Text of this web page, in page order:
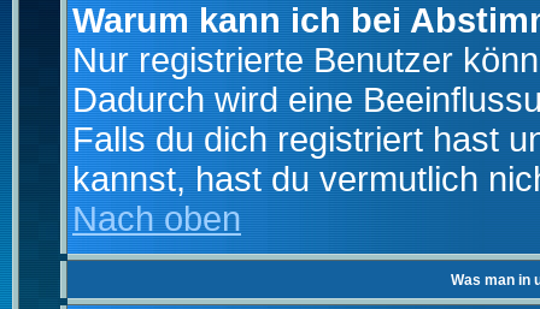
Warum kann ich bei
Nur registrierte Benutzer
Dadurch wird eine
Falls du dich registriert hast
kannst, hast du vermutlich
Nach oben
Was man in